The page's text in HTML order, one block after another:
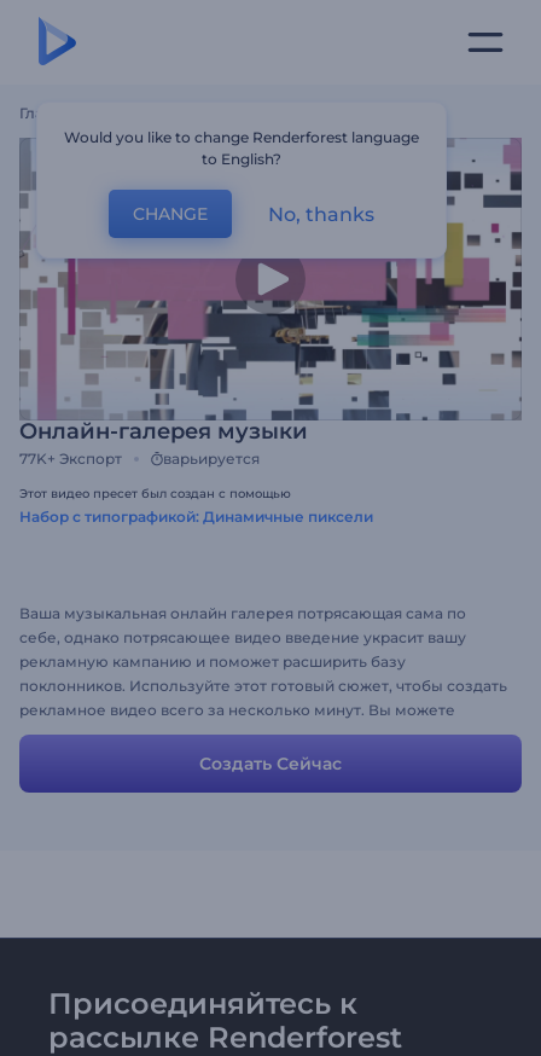
Главная
Онлайн-галерея музыки
77K+ Экспорт варьируется
Этот видео пресет был создан с помощью
Набор с типографикой: Динамичные пиксели
Ваша музыкальная онлайн галерея потрясающая сама по
себе, однако потрясающее видео введение украсит вашу
рекламную кампанию и поможет расширить базу
поклонников. Используйте этот готовый сюжет, чтобы создать
рекламное видео всего за несколько минут. Вы можете
изменять тексты, загружать собственные изображения и
музыку. Это невероятно просто, веселитесь! :)
Создать Сейчас
Присоединяйтесь к
рассылке Renderforest
Would you like to change Renderforest language
to English?
CHANGE No, thanks